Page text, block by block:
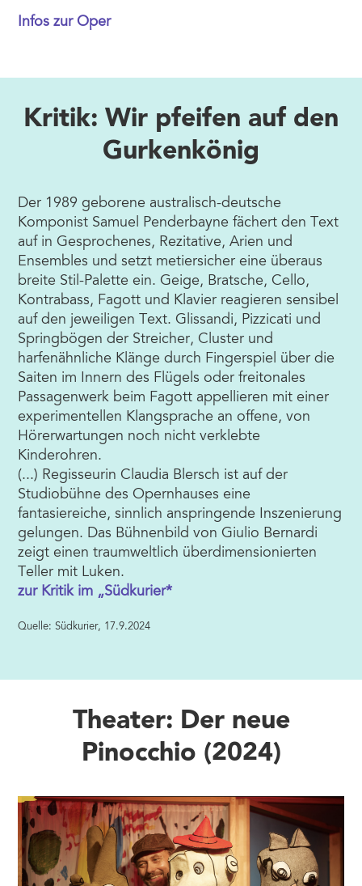
Infos zur Oper
Kritik: Wir pfeifen auf den
Gurkenkönig
Der 1989 geborene australisch-deutsche
Komponist Samuel Penderbayne fächert den Text
auf in Gesprochenes, Rezitative, Arien und
Ensembles und setzt metiersicher eine überaus
breite Stil-Palette ein. Geige, Bratsche, Cello,
Kontrabass, Fagott und Klavier reagieren sensibel
auf den jeweiligen Text. Glissandi, Pizzicati und
Springbögen der Streicher, Cluster und
harfenähnliche Klänge durch Fingerspiel über die
Saiten im Innern des Flügels oder freitonales
Passagenwerk beim Fagott appellieren mit einer
experimentellen Klangsprache an offene, von
Hörerwartungen noch nicht verklebte
Kinderohren.
(...) Regisseurin Claudia Blersch ist auf der
Studiobühne des Opernhauses eine
fantasiereiche, sinnlich anspringende Inszenierung
gelungen. Das Bühnenbild von Giulio Bernardi
zeigt einen traumweltlich überdimensionierten
Teller mit Luken.
zur Kritik im „Südkurier*
Quelle: Südkurier, 17.9.2024
Theater: Der neue
Pinocchio (2024)